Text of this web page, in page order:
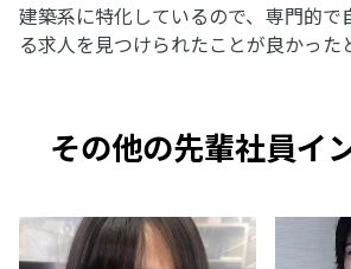
建築系に特化しているので、専門的で
る求人を見つけられたことが良かった
その他の先輩社員イ